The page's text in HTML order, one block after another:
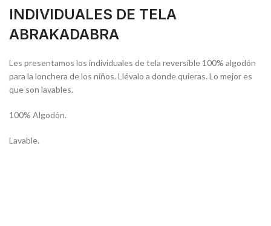
INDIVIDUALES DE TELA
ABRAKADABRA
Les presentamos los individuales de tela reversible 100% algodón
para la lonchera de los niños. Llévalo a donde quieras. Lo mejor es
que son lavables.
100% Algodón.
Lavable.